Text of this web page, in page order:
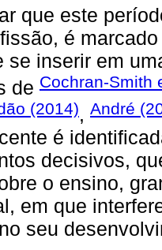
que este
é
se inserir em
de Cochran-Smith
(2014), André
é
decisivos,
o ensino,
em que
seu